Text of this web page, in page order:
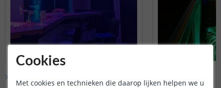
Cookies
Met cookies en technieken die daarop lijken helpen we u